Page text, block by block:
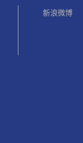
新浪微博